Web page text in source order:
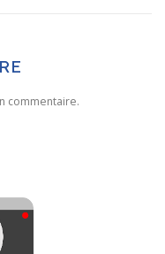
commentaire.